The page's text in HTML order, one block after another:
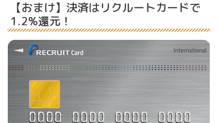
【おまけ】決済はリクルートカードで
1.2%還元！